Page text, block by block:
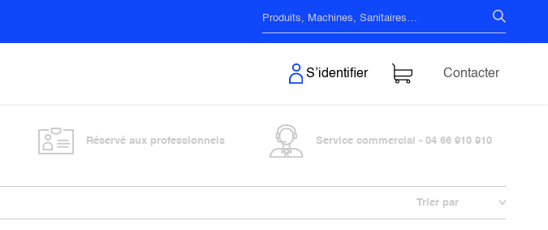
S’identifier Contacter
Réservé aux professionnels Service commercial - 04 66 910 910
Trier par